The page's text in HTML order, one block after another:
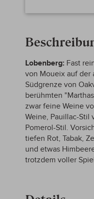
Zum
der
springen
Lobenberg: Fast
von Moueix auf der
Südgrenze von
berühmten
zwar feine Weine
Weine, Pauillac-Stil
Pomerol-Stil.
tiefen Rot, Tabak,
und etwas
trotzdem voller